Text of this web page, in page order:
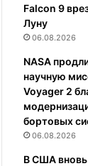
Falcon 9
Луну
06.08.2026
NASA
научную
Voyager 2
бортовых
06.08.2026
В США вновь